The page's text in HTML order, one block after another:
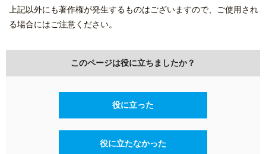
上記以外にも著作権が発生するものはございますので、ご使用され
る場合にはご注意ください。
このページは役に立ちましたか？
役に立った
役に立たなかった